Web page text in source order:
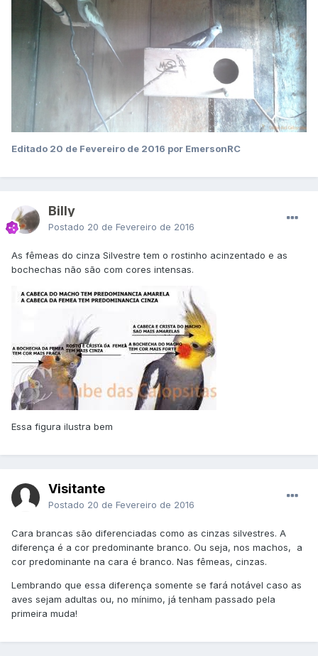
Editado 20 de Fevereiro de 2016 por EmersonRC
Billy
Postado 20 de Fevereiro de 2016
As fêmeas do cinza Silvestre tem o rostinho acinzentado e as
bochechas não são com cores intensas.
Essa figura ilustra bem
Visitante
Postado 20 de Fevereiro de 2016
Cara brancas são diferenciadas como as cinzas silvestres. A
diferença é a cor predominante branco. Ou seja, nos machos, a
cor predominante na cara é branco. Nas fêmeas, cinzas.
Lembrando que essa diferença somente se fará notável caso as
aves sejam adultas ou, no mínimo, já tenham passado pela
primeira muda!